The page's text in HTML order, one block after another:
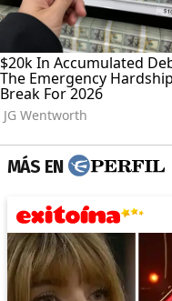
MÁS EN